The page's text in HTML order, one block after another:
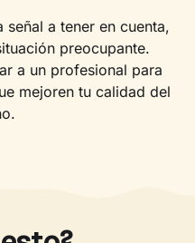
señal a tener en cuenta,
preocupante.
a un profesional para
mejoren tu calidad del